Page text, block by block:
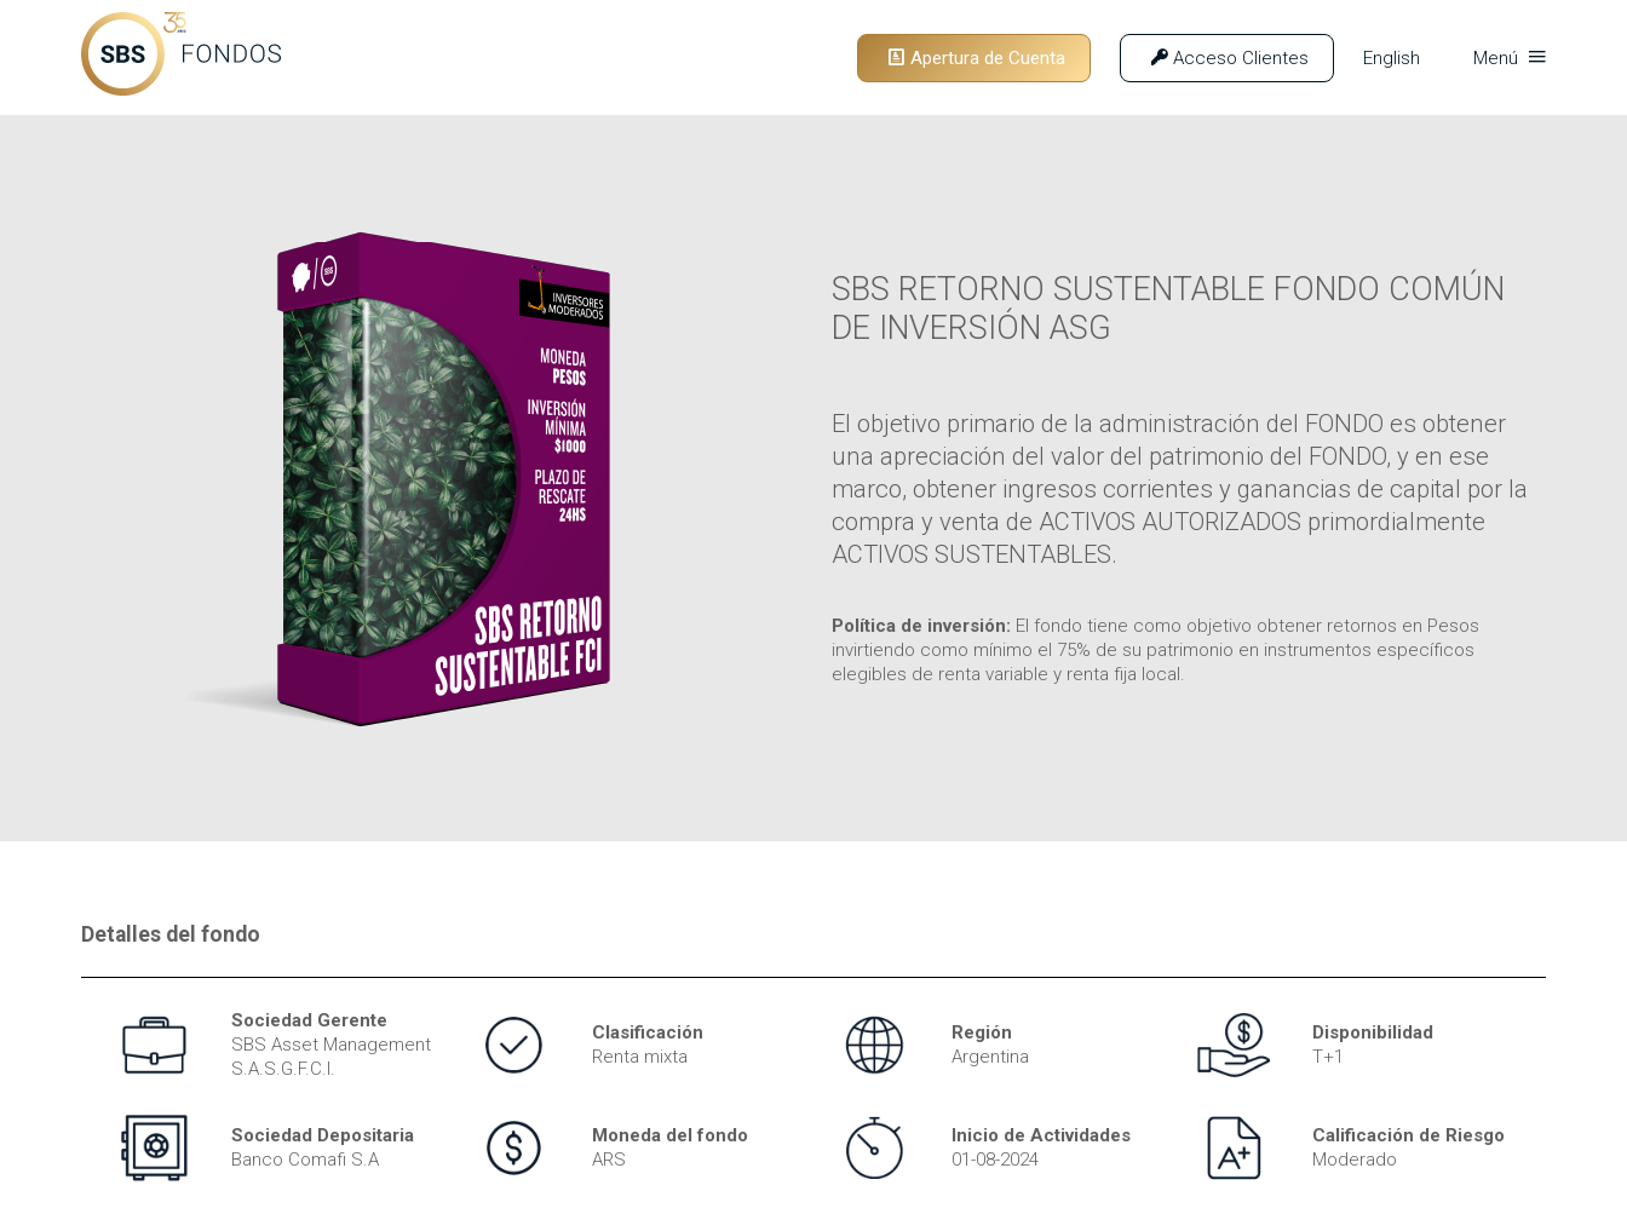
Apertura de Cuenta Acceso Clientes English Menú
SBS RETORNO SUSTENTABLE FONDO COMÚN
DE INVERSIÓN ASG
El objetivo primario de la administración del FONDO es obtener
una apreciación del valor del patrimonio del FONDO, y en ese
marco, obtener ingresos corrientes y ganancias de capital por la
compra y venta de ACTIVOS AUTORIZADOS primordialmente
ACTIVOS SUSTENTABLES.
Política de inversión: El fondo tiene como objetivo obtener retornos en Pesos
invirtiendo como mínimo el 75% de su patrimonio en instrumentos específicos
elegibles de renta variable y renta fija local.
Detalles del fondo
Sociedad Gerente
SBS Asset Management
S.A.S.G.F.C.I.
Clasificación
Renta mixta
Región
Argentina
Disponibilidad
T+1
Sociedad Depositaria
Banco Comafi S.A
Moneda del fondo
ARS
Inicio de Actividades
01-08-2024
Calificación de Riesgo
Moderado